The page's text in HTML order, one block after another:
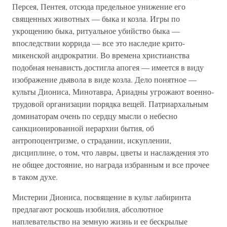
Персея, Пентея, отсюда предельное унижение его
священных животных — быка и козла. Игры по
укрощению быка, ритуальное убийство быка —
впоследствии коррида — все это наследие крито-
микенской андрократии. Во времена христианства
подобная ненависть достигла апогея — имеется в виду
изображение дьявола в виде козла. Дело понятное —
культы Диониса, Минотавра, Ариадны угрожают военно-
трудовой организации порядка вещей. Патриархальным
доминаторам очень по сердцу мысли о небесно
санкционированной иерархии бытия, об
антропоцентризме, о страдании, искуплении,
дисциплине, о том, что лавры, цветы и наслаждения это
не общее достояние, но награда избранным и все прочее
в таком духе.
Мистерии Диониса, посвящение в культ лабиринта
предлагают роскошь изобилия, абсолютное
наплевательство на земную жизнь и ее бескрылые